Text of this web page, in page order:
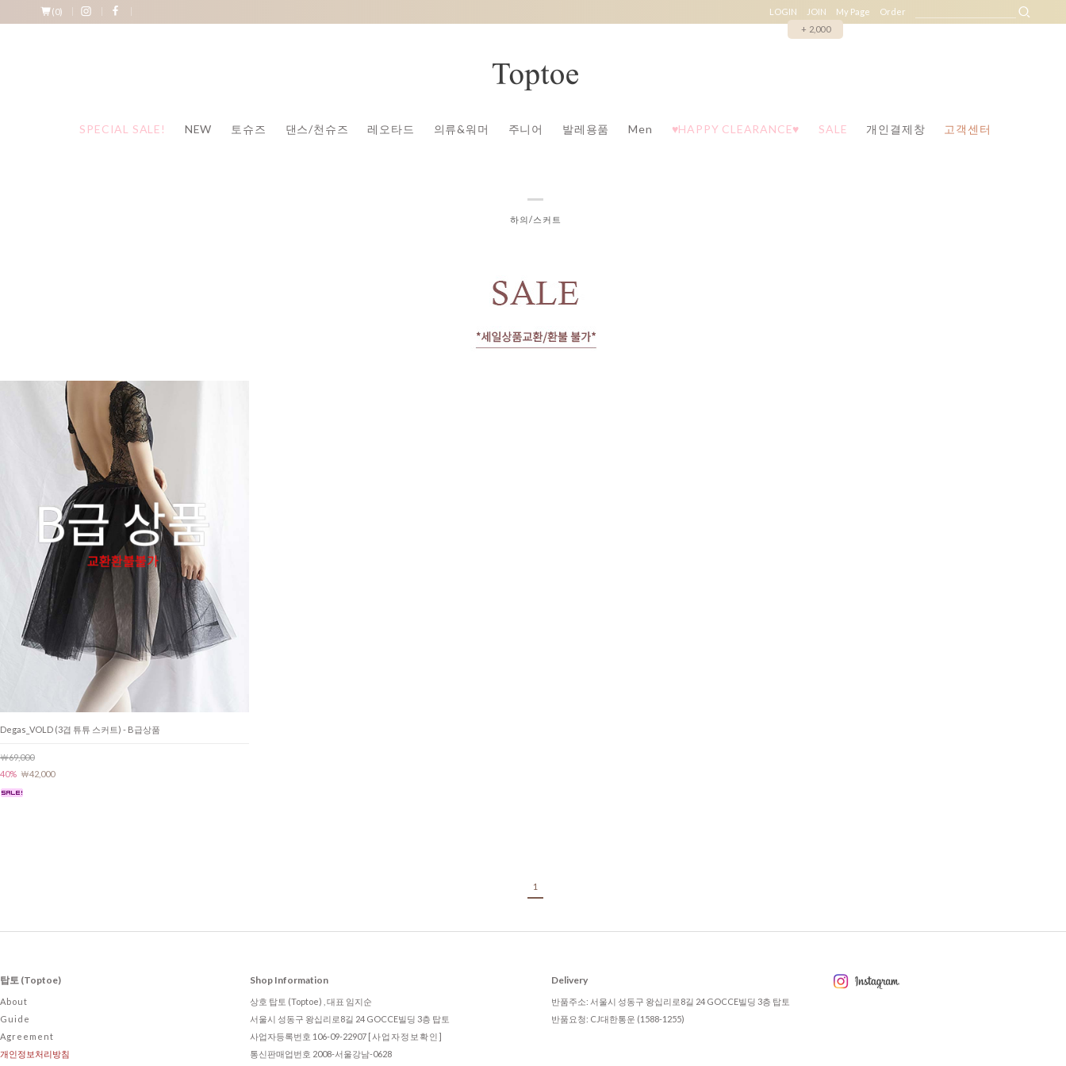
(0) LOGIN
JOIN
+ 2,000
My Page Order
SPECIAL SALE! NEW 토슈즈 댄스/천슈즈 레오타드 의류&워머 주니어 발레용품 Men ♥HAPPY CLEARANCE♥ SALE 개인결제창 고객센터
하의/스커트
Degas_VOLD (3겹 튜튜 스커트) - B급상품
￦69,000
40% ￦42,000
1
탑토 (Toptoe)
About
Guide
Agreement
개인정보처리방침
Shop Information
상호 탑토 (Toptoe) , 대표 임지순
서울시 성동구 왕십리로8길 24 GOCCE빌딩 3층 탑토
사업자등록번호 106-09-22907 [사업자정보확인]
통신판매업번호 2008-서울강남-0628
Delivery
반품주소: 서울시 성동구 왕십리로8길 24 GOCCE빌딩 3층 탑토
반품요청: CJ대한통운 (1588-1255)